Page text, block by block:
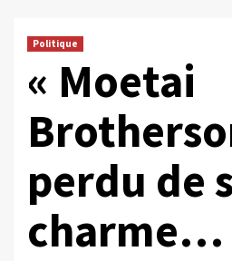
Politique
« Moetai
perdu de
charme…